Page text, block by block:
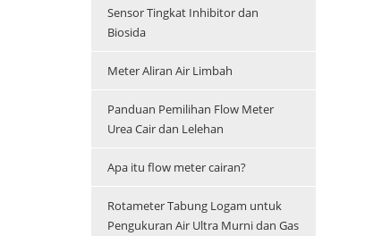
Sensor Tingkat Inhibitor dan
Biosida
Meter Aliran Air Limbah
Panduan Pemilihan Flow Meter
Urea Cair dan Lelehan
Apa itu flow meter cairan?
Rotameter Tabung Logam untuk
Pengukuran Air Ultra Murni dan Gas